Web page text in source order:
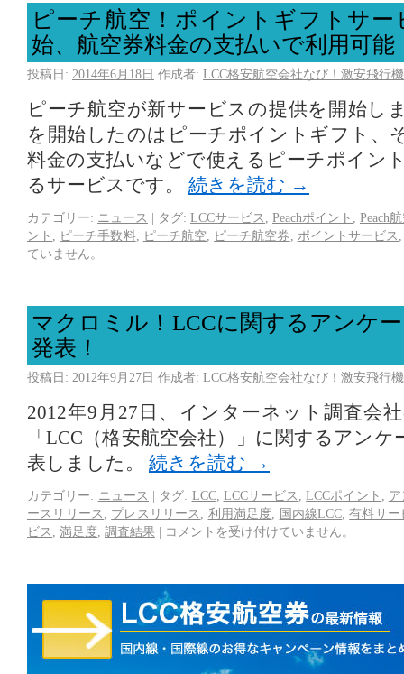
ピーチ航空！ポイントギフトサー
始、航空券料金の支払いで利用可能
投稿日: 2014年6月18日 作成者: LCC格安航空会社なび！激安飛行
ピーチ航空が新サービスの提供を開始し
を開始したのはピーチポイントギフト、
料金の支払いなどで使えるピーチポイン
るサービスです。 続きを読む →
カテゴリー: ニュース | タグ: LCCサービス Peachポイント
Peach
ント
ピーチ手数料, ピーチ航空 ピーチ航空券 ポイントサービス
ていません。
マクロミル！LCCに関するアンケ
発表！
投稿日: 2012年9月27日 作成者: LCC格安航空会社なび！激安飛行
2012年9月27日、インターネット調査会
「LCC（格安航空会社）」に関するアン
表しました。 続きを読む →
カテゴリー: ニュース | タグ: LCC, LCCサービス ,LCCポイント
ースリリース
プレスリリース 利用満足度 国内線LCC ,有料サー
ビス
満足度 調査結果 | コメントを受け付けていません。